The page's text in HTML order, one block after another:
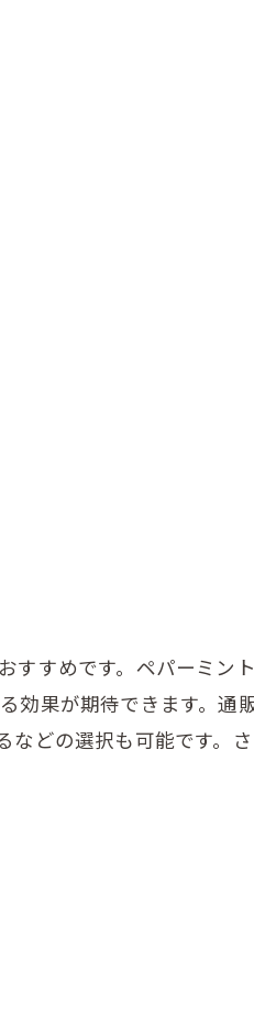
すめです。ペパーミン
果が期待できます。通
どの選択も可能です。